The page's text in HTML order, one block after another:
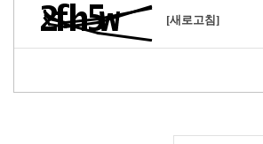
[새로고침]